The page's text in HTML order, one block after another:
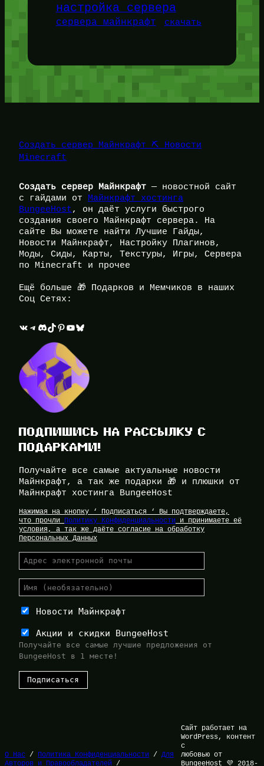
настройка сервера
сервера майнкрафт скачать
Создать сервер Майнкрафт ⛏️ Новости
Minecraft
Создать сервер Майнкрафт — новостной сайт
с гайдами от
Майнкрафт хостинга
BungeeHost, он даёт услуги быстрого
создания своего Майнкрафт сервера. На
сайте Вы можете найти Лучшие Гайды,
Новости Майнкрафт, Настройку Плагинов,
Моды, Сиды, Карты, Текстуры, Игры, Сервера
по Minecraft и прочее
Ещё больше 🎁 Подарков и Мемчиков в наших
Соц Сетях:
ВКонтакте Telegram Discord TikTok Pinterest YouTube Bluesky
ПОДПИШИСЬ НА РАССЫЛКУ С
ПОДАРКАМИ!
Получайте все самые актуальные новости
Майнкрафт, а так же подарки 🎁 и плюшки от
Майнкрафт хостинга BungeeHost
Нажимая на кнопку ‘ Подписаться ‘ Вы подтверждаете,
что прочли Политику Конфиденциальности и принимаете её
условия, а так же даёте согласие на обработку
Персональных Данных
Новости Майнкрафт
Акции и скидки BungeeHost
Получайте все самые лучшие предложения от
BungeeHost в 1 месте!
О Нас / Политика Конфиденциальности / Для
Авторов и Правообладателей /
Сайт работает на
WordPress, контент
с
любовью от
BungeeHost 💜 2018-